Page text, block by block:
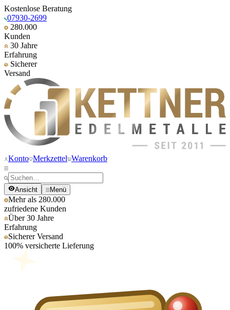
Kostenlose Beratung
07930-2699
280.000
Kunden
30 Jahre
Erfahrung
Sicherer
Versand
Konto Merkzettel Warenkorb
Ansicht Menü
Mehr als 280.000
zufriedene Kunden
Über 30 Jahre
Erfahrung
Sicherer Versand
100% versicherte Lieferung